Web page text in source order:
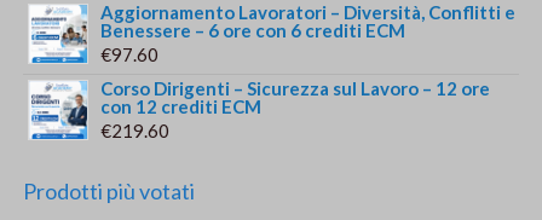
Aggiornamento Lavoratori – Diversità, Conflitti e
Benessere – 6 ore con 6 crediti ECM
€97.60
Corso Dirigenti – Sicurezza sul Lavoro – 12 ore
con 12 crediti ECM
€219.60
Prodotti più votati